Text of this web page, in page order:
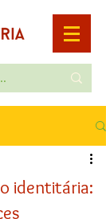
identitária: